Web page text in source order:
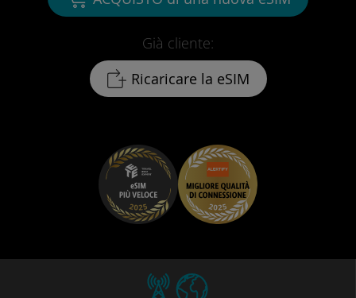
Già cliente:
Ricaricare la eSIM